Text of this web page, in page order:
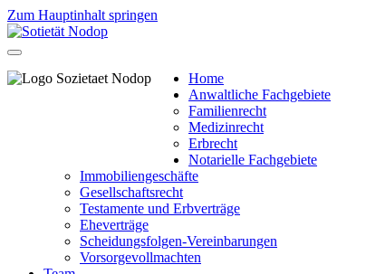
Zum Hauptinhalt springen
Home
Anwaltliche Fachgebiete
Familienrecht
Medizinrecht
Erbrecht
Notarielle Fachgebiete
Immobiliengeschäfte
Gesellschaftsrecht
Testamente und Erbverträge
Eheverträge
Scheidungsfolgen-Vereinbarungen
Vorsorgevollmachten